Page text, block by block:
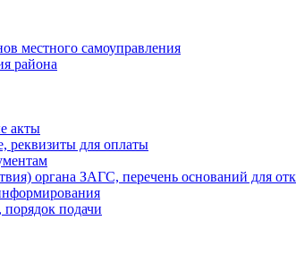
местного самоуправления
района
акты
реквизиты для оплаты
органа ЗАГС, перечень оснований для
подачи